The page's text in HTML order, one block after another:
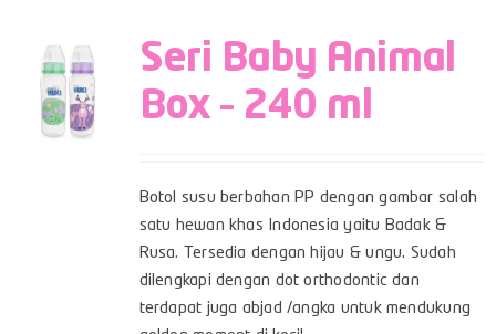
Seri Baby Animal
Box – 240 ml
Botol susu berbahan PP dengan gambar salah
satu hewan khas Indonesia yaitu Badak &
Rusa. Tersedia dengan hijau & ungu. Sudah
dilengkapi dengan dot orthodontic dan
terdapat juga abjad /angka untuk mendukung